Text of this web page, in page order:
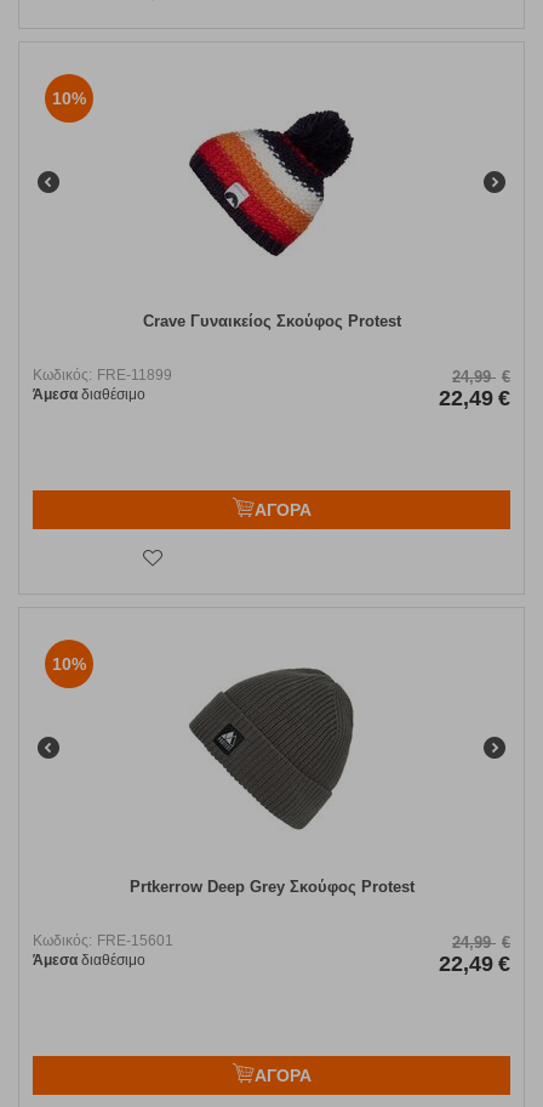
10%
Crave Γυναικείος Σκούφος Protest
Κωδικός: FRE-11899
Άμεσα διαθέσιμο
24,99 €
22,49 €
ΑΓΟΡΑ
10%
Prtkerrow Deep Grey Σκούφος Protest
Κωδικός: FRE-15601
Άμεσα διαθέσιμο
24,99 €
22,49 €
ΑΓΟΡΑ